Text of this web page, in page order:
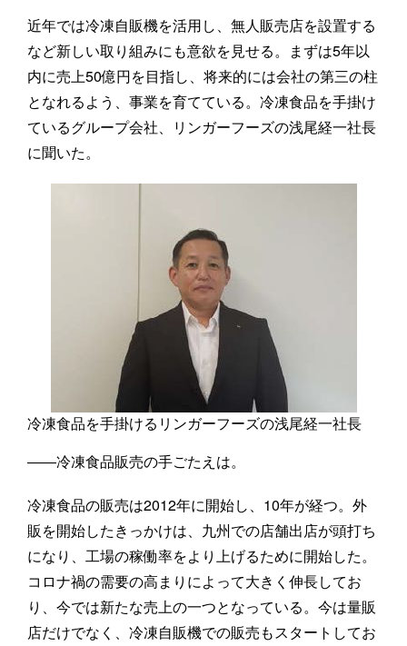
近年では冷凍自販機を活用し、無人販売店を設置する
など新しい取り組みにも意欲を見せる。まずは5年以
内に売上50億円を目指し、将来的には会社の第三の柱
となれるよう、事業を育てている。冷凍食品を手掛け
ているグループ会社、リンガーフーズの浅尾経一社長
に聞いた。
冷凍食品を手掛けるリンガーフーズの浅尾経一社長
――冷凍食品販売の手ごたえは。
冷凍食品の販売は2012年に開始し、10年が経つ。外
販を開始したきっかけは、九州での店舗出店が頭打ち
になり、工場の稼働率をより上げるために開始した。
コロナ禍の需要の高まりによって大きく伸長してお
り、今では新たな売上の一つとなっている。今は量販
店だけでなく、冷凍自販機での販売もスタートしてお